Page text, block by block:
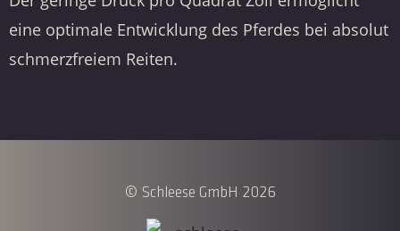
eine optimale Entwicklung des Pferdes bei absolut
schmerzfreiem Reiten.
© Schleese GmbH 2026